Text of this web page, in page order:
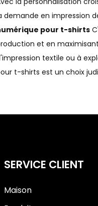
demande en impression
pour t-shirts
et en
textile ou à
t-shirts est un choix
SERVICE CLIENT
Maison